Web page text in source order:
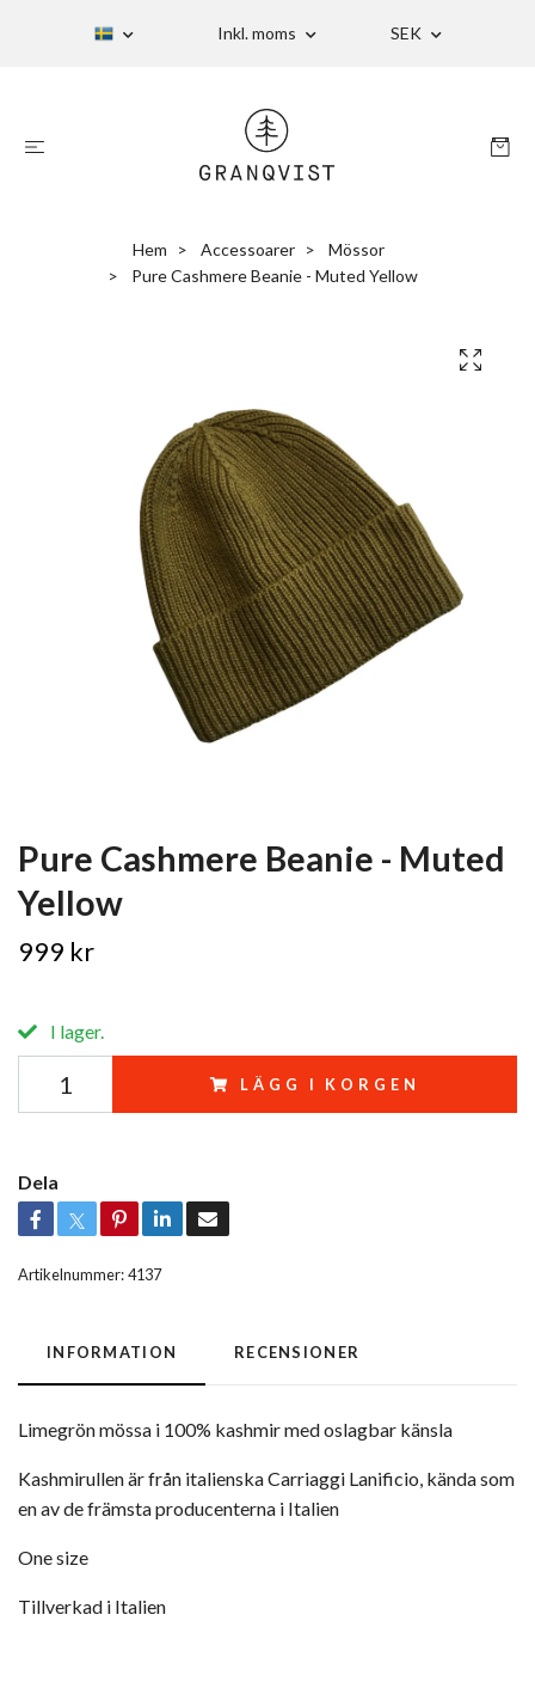
Inkl. moms SEK
Hem Accessoarer
Mössor
Pure Cashmere Beanie - Muted Yellow
Pure Cashmere Beanie - Muted
Yellow
999 kr
I lager.
LÄGG I KORGEN
Dela
Artikelnummer:4137
INFORMATION RECENSIONER
Limegrön mössa i 100% kashmir med oslagbar känsla
Kashmirullen är från italienska Carriaggi Lanificio, kända som
en av de främsta producenterna i Italien
One size
Tillverkad i Italien